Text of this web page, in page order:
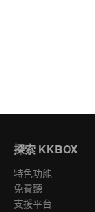
探索 KKBOX
特色功能
免費聽
支援平台